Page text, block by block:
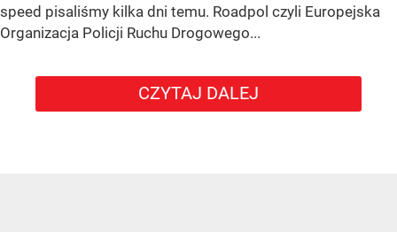
speed pisaliśmy kilka dni temu. Roadpol czyli Europejska
Organizacja Policji Ruchu Drogowego...
CZYTAJ DALEJ